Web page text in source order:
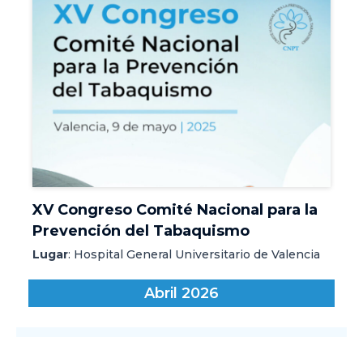
XV Congreso Comité Nacional para la
Prevención del Tabaquismo
Lugar: Hospital General Universitario de Valencia
Abril 2026